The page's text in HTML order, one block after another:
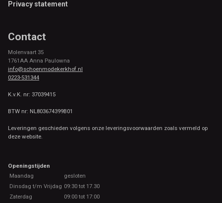
Rollingsoft collectie vind je altijd een model dat past bij jouw stijl.
Privacy statement
Contact
Molenvaart 35
1761AA Anna Paulowna
info@schoenmodekerkhof.nl
0223-531344
K.v.K. nr: 37039415
BTW nr: NL803674399B01
Leveringen geschieden volgens onze leveringsvoorwaarden zoals vermeld op
deze website.
Openingstijden
Maandag
gesloten
Dinsdag t/m Vrijdag 09:30 tot 17.30
Zaterdag
09:00 tot 17:00